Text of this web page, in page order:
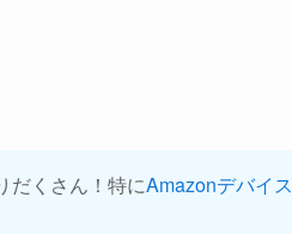
だくさん！特にAmazonデバイス